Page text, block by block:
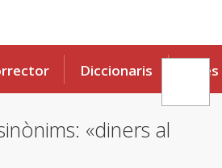
Diccionaris Eines
«diners al